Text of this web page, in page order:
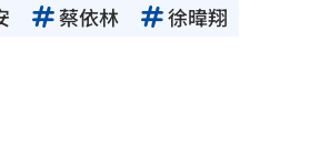
蔡依林
徐暐翔